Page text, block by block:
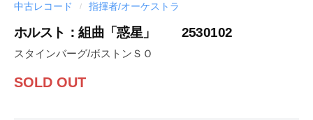
中古レコード / 指揮者/オーケストラ
ホルスト：組曲「惑星」 2530102
スタインバーグ/ボストンＳＯ
SOLD OUT